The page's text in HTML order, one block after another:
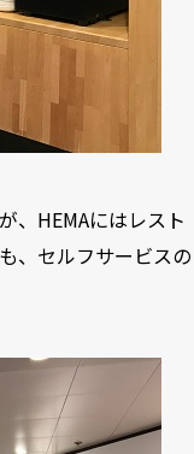
、HEMAにはレスト
、セルフサービスの